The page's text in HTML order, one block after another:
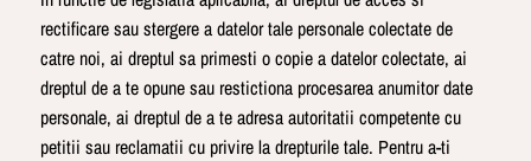
rectificare sau stergere a datelor tale personale colectate de
catre noi, ai dreptul sa primesti o copie a datelor colectate, ai
dreptul de a te opune sau restictiona procesarea anumitor date
personale, ai dreptul de a te adresa autoritatii competente cu
petitii sau reclamatii cu privire la drepturile tale. Pentru a-ti